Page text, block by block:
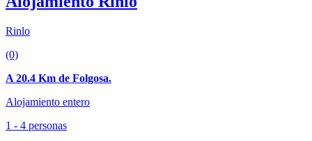
Rinlo
(0)
A 20.4 Km de Folgosa.
Alojamiento entero
1 - 4 personas